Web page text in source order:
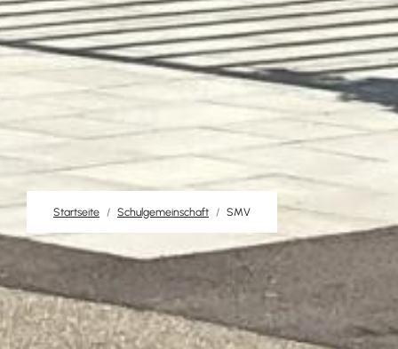
Startseite Schulgemeinschaft SMV